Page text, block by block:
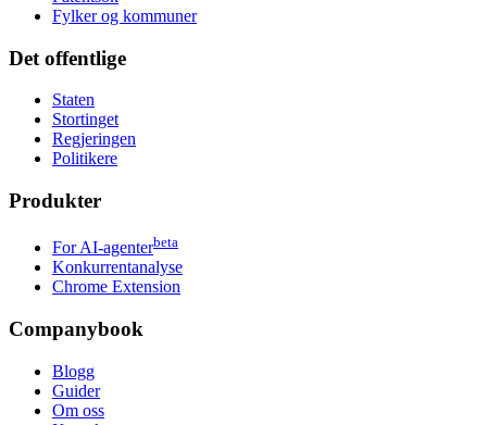
Fylker og kommuner
Det offentlige
Staten
Stortinget
Regjeringen
Politikere
Produkter
For AI-agenterbeta
Konkurrentanalyse
Chrome Extension
Companybook
Blogg
Guider
Om oss